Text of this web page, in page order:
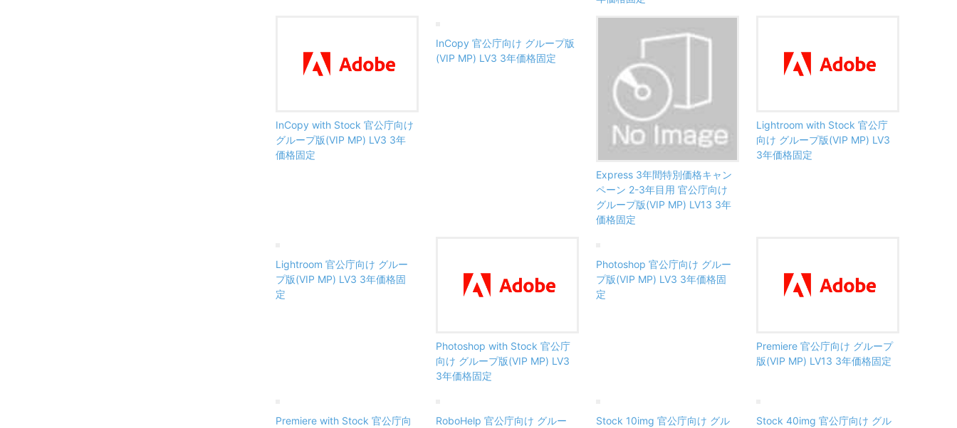
InCopy with Stock 官公庁向け
グループ版(VIP MP) LV3 3年
価格固定
InCopy 官公庁向け グループ版
(VIP MP) LV3 3年価格固定
Express 3年間特別価格キャン
ペーン 2-3年目用 官公庁向け
グループ版(VIP MP) LV13 3年
価格固定
Lightroom with Stock 官公庁
向け グループ版(VIP MP) LV3
3年価格固定
Lightroom 官公庁向け グルー
プ版(VIP MP) LV3 3年価格固
定
Photoshop with Stock 官公庁
向け グループ版(VIP MP) LV3
3年価格固定
Photoshop 官公庁向け グルー
プ版(VIP MP) LV3 3年価格固
定
Premiere 官公庁向け グループ
版(VIP MP) LV13 3年価格固定
Premiere with Stock 官公庁向
RoboHelp 官公庁向け グルー
Stock 10img 官公庁向け グル
Stock 40img 官公庁向け グル